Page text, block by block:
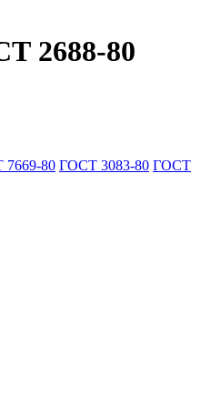
2688-80
80 ГОСТ 3083-80 ГОСТ